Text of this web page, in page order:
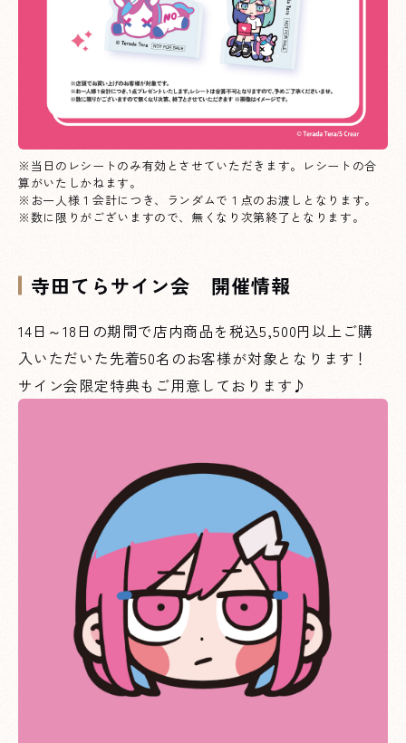
※当日のレシートのみ有効とさせていただきます。レシートの合
算がいたしかねます。
※お一人様１会計につき、ランダムで１点のお渡しとなります。
※数に限りがございますので、無くなり次第終了となります。
寺田てらサイン会 開催情報
14日～18日の期間で店内商品を税込5,500円以上ご購
入いただいた先着50名のお客様が対象となります！
サイン会限定特典もご用意しております♪